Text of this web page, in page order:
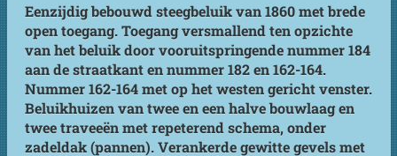
Eenzijdig bebouwd steegbeluik van 1860 met brede
open toegang. Toegang versmallend ten opzichte
van het beluik door vooruitspringende nummer 184
aan de straatkant en nummer 182 en 162-164.
Nummer 162-164 met op het westen gericht venster.
Beluikhuizen van twee en een halve bouwlaag en
twee traveeën met repeterend schema, onder
zadeldak (pannen). Verankerde gewitte gevels met